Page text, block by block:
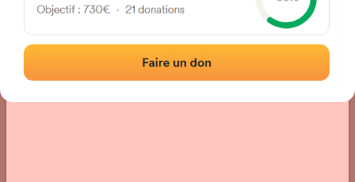
Localización| Fotos|Comentarios y reseñas
› Ubicación del frontón